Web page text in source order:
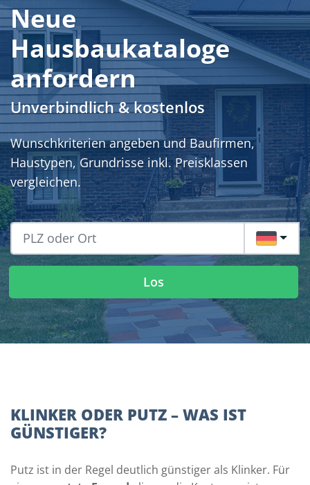
Neue
Hausbaukataloge
anfordern
Unverbindlich & kostenlos
Wunschkriterien angeben und Baufirmen,
Haustypen, Grundrisse inkl. Preisklassen
vergleichen.
DE
Los
KLINKER ODER PUTZ – WAS IST
GÜNSTIGER?
Putz ist in der Regel deutlich günstiger als Klinker. Für